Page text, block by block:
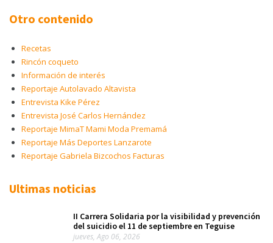
Otro contenido
Recetas
Rincón coqueto
Información de interés
Reportaje Autolavado Altavista
Entrevista Kike Pérez
Entrevista José Carlos Hernández
Reportaje MimaT Mami Moda Premamá
Reportaje Más Deportes Lanzarote
Reportaje Gabriela Bizcochos Facturas
Ultimas noticias
II Carrera Solidaria por la visibilidad y prevención
del suicidio el 11 de septiembre en Teguise
jueves, Ago 06, 2026